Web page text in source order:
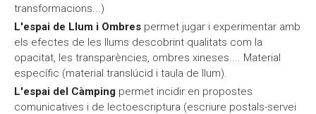
transformacions...)
L'espai de Llum i Ombres permet jugar i experimentar amb
els efectes de les llums descobrint qualitats com la
opacitat, les transparències, ombres xineses.... Material
específic (material translúcid i taula de llum).
L'espai del Càmping permet incidir en propostes
comunicatives i de lectoescriptura (escriure postals-servei